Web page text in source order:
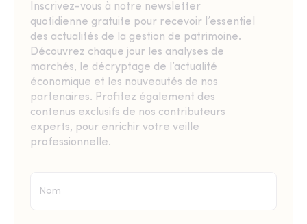
Inscrivez-vous à notre newsletter
quotidienne gratuite pour recevoir l’essentiel
des actualités de la gestion de patrimoine.
Découvrez chaque jour les analyses de
marchés, le décryptage de l’actualité
économique et les nouveautés de nos
partenaires. Profitez également des
contenus exclusifs de nos contributeurs
experts, pour enrichir votre veille
professionnelle.